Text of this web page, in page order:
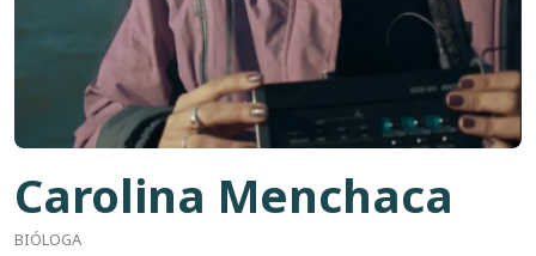
Carolina Menchaca
BIÓLOGA